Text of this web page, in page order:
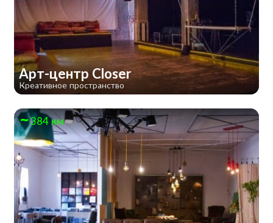
Арт-центр Closer
Креативное пространство
384 км